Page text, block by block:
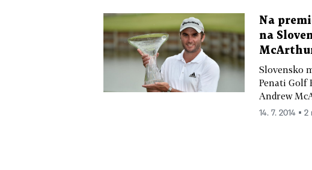
Na
na
Slovensko
Penati Golf
Andrew
14. 7. 2014 ▪